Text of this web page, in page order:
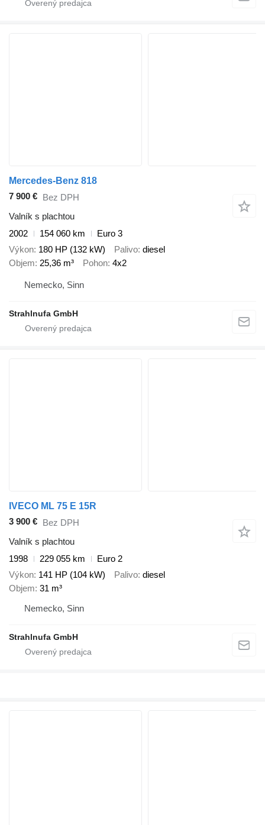
Mercedes-Benz 818
7 900 € Bez DPH
Valník s plachtou
2002
154 060 km
Euro 3
Výkon 180 HP (132 kW) Palivo diesel
Objem 25,36 m³ Pohon 4x2
Nemecko, Sinn
Strahlnufa GmbH
IVECO ML 75 E 15R
3 900 € Bez DPH
Valník s plachtou
1998
229 055 km
Euro 2
Výkon 141 HP (104 kW) Palivo diesel
Objem 31 m³
Nemecko, Sinn
Strahlnufa GmbH